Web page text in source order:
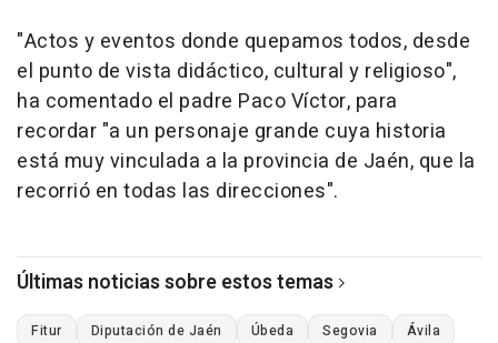
"Actos y eventos donde quepamos todos, desde
el punto de vista didáctico, cultural y religioso",
ha comentado el padre Paco Víctor, para
recordar "a un personaje grande cuya historia
está muy vinculada a la provincia de Jaén, que la
recorrió en todas las direcciones".
Últimas noticias sobre estos temas
Fitur Diputación de Jaén Úbeda Segovia Ávila